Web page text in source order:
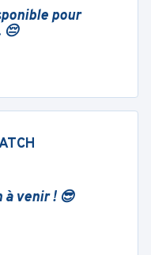
pour
😔
à venir ! 😎